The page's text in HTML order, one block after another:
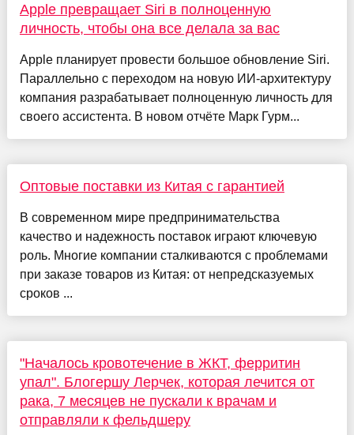
Apple превращает Siri в полноценную
личность, чтобы она все делала за вас
Apple планирует провести большое обновление Siri.
Параллельно с переходом на новую ИИ-архитектуру
компания разрабатывает полноценную личность для
своего ассистента. В новом отчёте Марк Гурм...
Оптовые поставки из Китая с гарантией
В современном мире предпринимательства
качество и надежность поставок играют ключевую
роль. Многие компании сталкиваются с проблемами
при заказе товаров из Китая: от непредсказуемых
сроков ...
"Началось кровотечение в ЖКТ, ферритин
упал". Блогершу Лерчек, которая лечится от
рака, 7 месяцев не пускали к врачам и
отправляли к фельдшеру